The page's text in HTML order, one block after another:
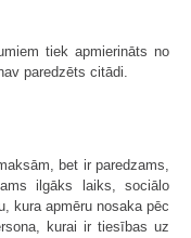
tiek apmierināts no
paredzēts citādi.
bet ir paredzams,
ilgāks laiks, sociālo
kura apmēru nosaka pēc
kurai ir tiesības uz